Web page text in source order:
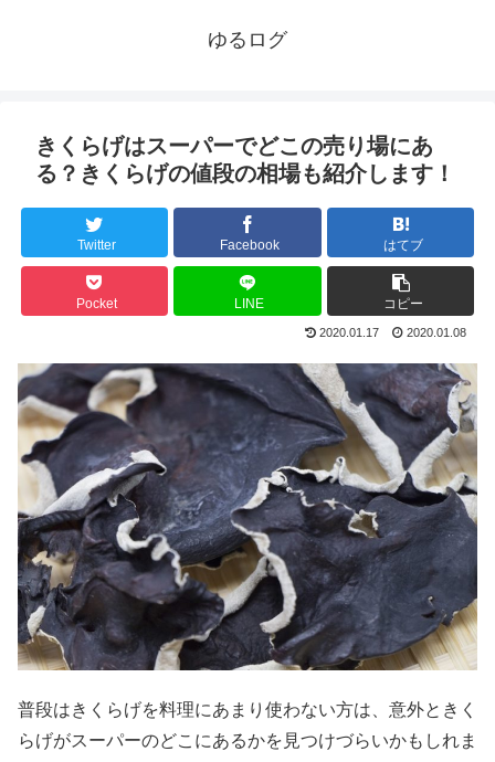
ゆるログ
きくらげはスーパーでどこの売り場にあ
る？きくらげの値段の相場も紹介します！
Twitter Facebook はてブ
Pocket LINE コピー
2020.01.17 2020.01.08
普段はきくらげを料理にあまり使わない方は、意外ときく
らげがスーパーのどこにあるかを見つけづらいかもしれま